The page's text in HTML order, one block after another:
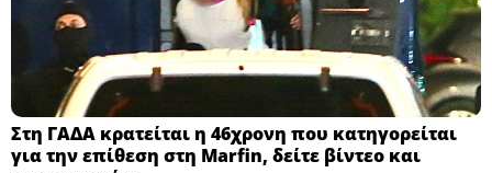
Στη ΓΑΔΑ κρατείται η 46χρονη που κατηγορείται
για την επίθεση στη Marfin, δείτε βίντεο και